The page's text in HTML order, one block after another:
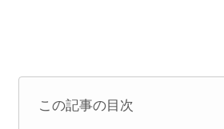
この記事の目次